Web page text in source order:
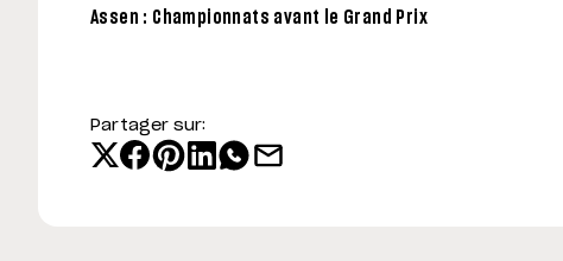
Assen : Championnats avant le Grand Prix
Partager sur: